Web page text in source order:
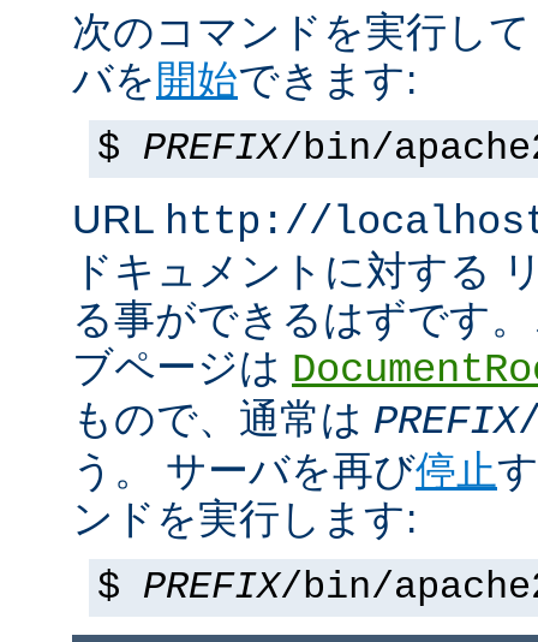
次のコマンドを実行し
バを 開始できます:
$ PREFIX/bin/
URL http://
ドキュメントに対する
る事ができるはずです
ブページは
もので、通常は PREFIX
う。 サーバを再び停止
ンドを実行します:
$ PREFIX/bin/